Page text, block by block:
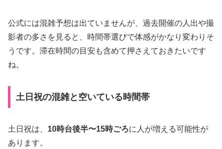
公式には混雑予想は出ていませんが、過去開催の人出や撮
影者の多さを見ると、時間帯選びで体感がかなり変わりそ
うです。滞在時間の目安も含めて押さえておきたいです
ね。
土日祝の混雑と空いている時間帯
土日祝は、 10時台後半〜15時ごろに人が増える可能性が
あります。